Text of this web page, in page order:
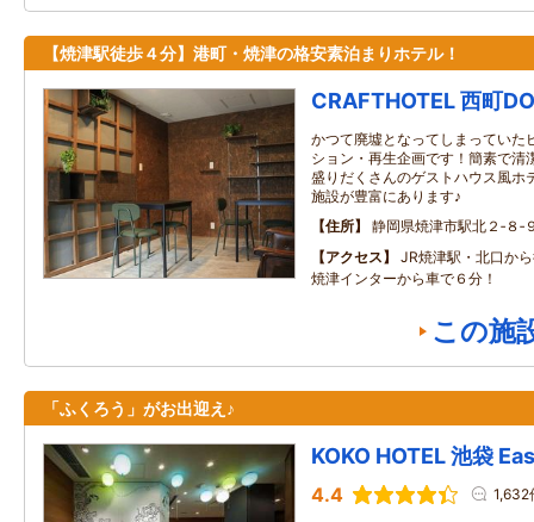
【焼津駅徒歩４分】港町・焼津の格安素泊まりホテル！
CRAFTHOTEL 西町
かつて廃墟となってしまっていた
ション・再生企画です！簡素で清
盛りだくさんのゲストハウス風ホ
施設が豊富にあります♪
住所
静岡県焼津市駅北２‐８‐
アクセス
JR焼津駅・北口か
焼津インターから車で６分！
この施
「ふくろう」がお出迎え♪
KOKO HOTEL 池袋
4.4 1,632